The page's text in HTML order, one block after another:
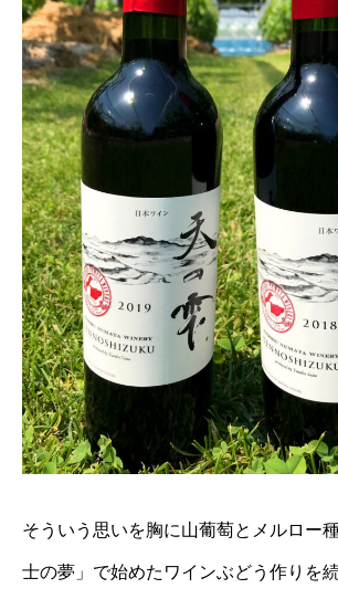
そういう思いを胸に山葡萄とメルロー
士の夢」で始めたワインぶどう作りを